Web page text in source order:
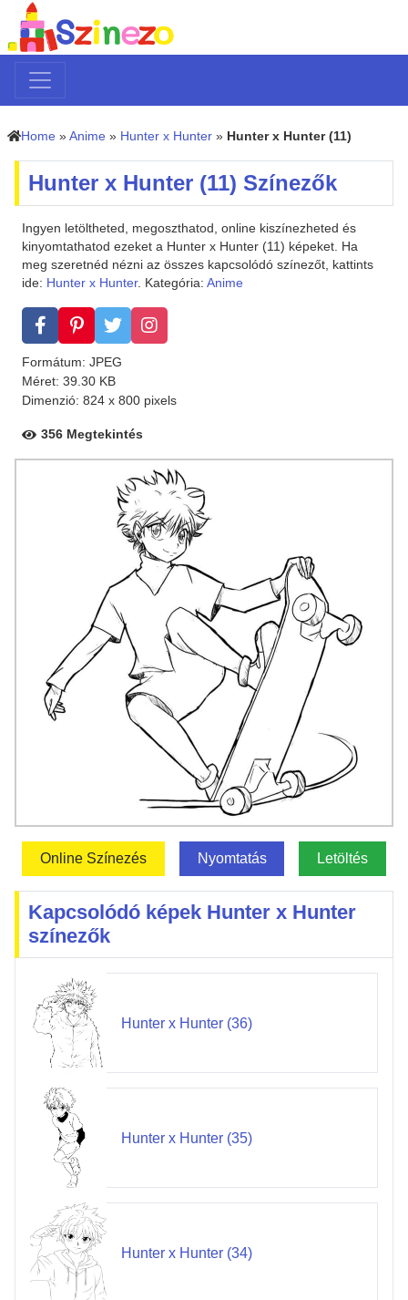
Home » Anime » Hunter x Hunter » Hunter x Hunter (11)
Hunter x Hunter (11) Színezők
Ingyen letöltheted, megoszthatod, online kiszínezheted és
kinyomtathatod ezeket a Hunter x Hunter (11) képeket. Ha
meg szeretnéd nézni az összes kapcsolódó színezőt, kattints
ide: Hunter x Hunter. Kategória: Anime
Formátum: JPEG
Méret: 39.30 KB
Dimenzió: 824 x 800 pixels
356 Megtekintés
Online Színezés Nyomtatás Letöltés
Kapcsolódó képek Hunter x Hunter
színezők
Hunter x Hunter (36)
Hunter x Hunter (35)
Hunter x Hunter (34)